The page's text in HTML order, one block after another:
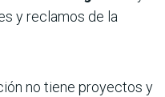
y reclamos de la
no tiene proyectos y